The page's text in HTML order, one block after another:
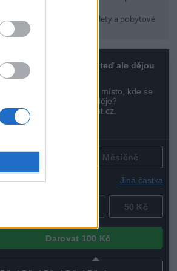
Farma CityCamp
(Tábory, výlety a pobytové
Praha 10 )